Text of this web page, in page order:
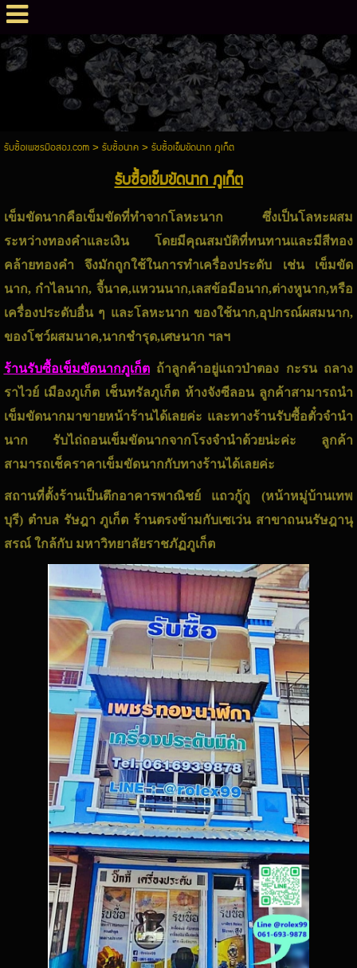
รับซื้อเพชรมือสอง.com> รับซื้อนาค> รับซื้อเข็มขัดนาก ภูเก็ต
รับซื้อเข็มขัดนาก ภูเก็ต
เข็มขัดนากคือเข็มขัดที่ทำจากโลหะนาก ซึ่งเป็นโลหะผสม
ระหว่างทองคำและเงิน โดยมีคุณสมบัติที่ทนทานและมีสีทอง
คล้ายทองคำ จึงมักถูกใช้ในการทำเครื่องประดับ เช่น เข็มขัด
นาก, กำไลนาก, จี้นาค,แหวนนาก,เลสข้อมือนาก,ต่างหูนาก,หรือ
เครื่องประดับอื่น ๆ และโลหะนาก ของใช้นาก,อุปกรณ์ผสมนาก,
ของโชว์ผสมนาค,นากชำรุด,เศษนาก ฯลฯ
ร้านรับซื้อเข็มขัดนากภูเก็ตถ้าลูกค้าอยู่แถวป่าตอง กะรน ถลาง
ราไวย์ เมืองภูเก็ต เช็นทรัลภูเก็ต ห้างจังซีลอน ลูกค้าสามารถนำ
เข็มขัดนากมาขายหน้าร้านได้เลยค่ะ และทางร้านรับซื้อตั๋วจำนำ
นาก รับไถ่ถอนเข็มขัดนากจากโรงจำนำด้วยน่ะค่ะ ลูกค้า
สามารถเช็คราคาเข็มขัดนากกับทางร้านได้เลยค่ะ
สถานที่ตั้งร้านเป็นตึกอาคารพาณิชย์ แถวกู้กู (หน้าหมู่บ้านเทพ
บุรี) ตำบล รัษฎา ภูเก็ต ร้านตรงข้ามกับเซเว่น สาขาถนนรัษฎานุ
สรณ์ ใกล้กับ มหาวิทยาลัยราชภัฏภูเก็ต